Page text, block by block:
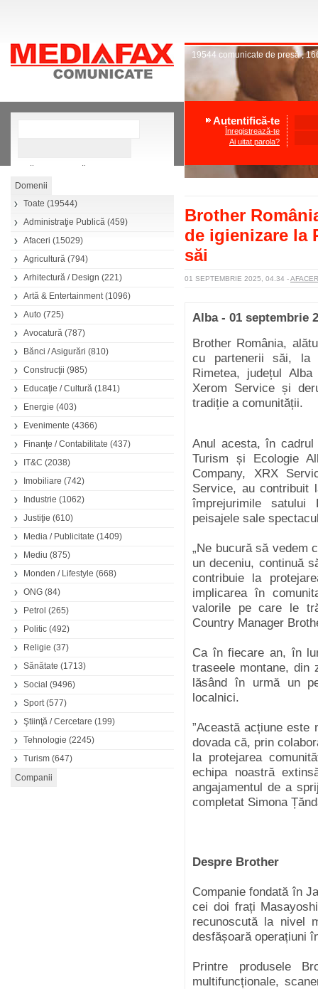
Căutare avansată
Toate (19544)
Administraţie Publică (459)
Afaceri (15029)
Agricultură (794)
Arhitectură / Design (221)
Artă & Entertainment(1096)
Auto (725)
Avocatură (787)
Bănci / Asigurări (810)
Construcţii (985)
Educaţie / Cultură (1841)
Energie (403)
Evenimente (4366)
Finanţe / Contabilitate (437)
IT&C (2038)
Imobiliare (742)
Industrie (1062)
Justiţie (610)
Media / Publicitate (1409)
Mediu (875)
Monden / Lifestyle (668)
ONG (84)
Petrol (265)
Politic (492)
Religie (37)
Sănătate (1713)
Social (9496)
Sport(577)
Ştiinţă / Cercetare (199)
Tehnologie (2245)
Turism (647)
19544 comunicate de presă,
Autentifică-te
Înregistrează-te
Ai uitat parola?
Brother
de igienizare la
săi
01 SEPTEMBRIE 2025, 04.34 -
Alba - 01 septembrie
Brother România,
cu partenerii săi, la
Rimetea, județul
Xerom Service și
tradiție a comunității.
Anul acesta, în
Turism și Ecologie
Company, XRX
Service, au contribuit
împrejurimile
peisajele sale
„Ne bucură să vedem
un deceniu, continuă
contribuie la
implicarea în
valorile pe care le
Country Manager
Ca în fiecare an, în
traseele montane, din
lăsând în urmă un
localnici.
”Această acțiune este
dovada că, prin
la protejarea
echipa noastră
angajamentul de a
completat Simona
Despre Brother
Companie fondată în
cei doi frați
recunoscută la nivel
desfășoară operațiuni
Printre produsele
multifuncționale,